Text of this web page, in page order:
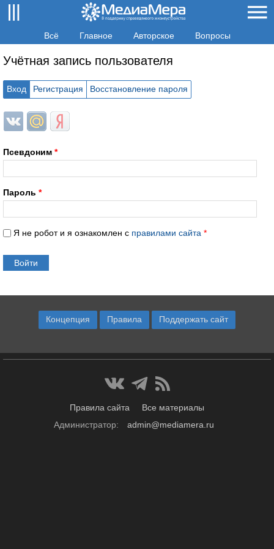
Всё Главное Авторское Вопросы
Учётная запись пользователя
Вход Регистрация Восстановление пароля
Login with ВКонтакте
Login with Mail.ru
Login with Яндекс
Псевдоним *
Пароль *
Я не робот и я ознакомлен с правилами сайта *
Концепция Правила Поддержать сайт
Правила сайта
Все материалы
Администратор:
admin@mediamera.ru